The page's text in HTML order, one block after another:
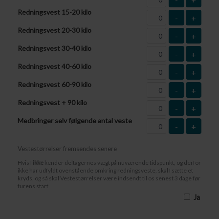
Redningsvest 15-20 kilo
- +
Redningsvest 20-30 kilo
- +
Redningsvest 30-40 kilo
- +
Redningsvest 40-60 kilo
- +
Redningsvest 60-90 kilo
- +
Redningsvest + 90 kilo
- +
Medbringer selv følgende antal veste
- +
Vestestørrelser fremsendes senere
Hvis I ikke kender deltagernes vægt på nuværende tidspunkt, og derfor
ikke har udfyldt ovenstående omkring redningsveste, skal I sætte et
kryds, og så skal Vestestørrelser være indsendt til os senest 3 dage før
turens start
Ja